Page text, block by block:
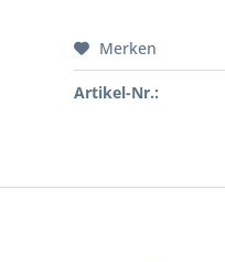
Merken
Artikel-Nr.: